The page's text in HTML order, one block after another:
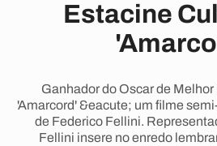
Estacine
Ganhador do Oscar de
'Amarcord' &eacute; um filme
de Federico Fellini.
Fellini insere no enredo